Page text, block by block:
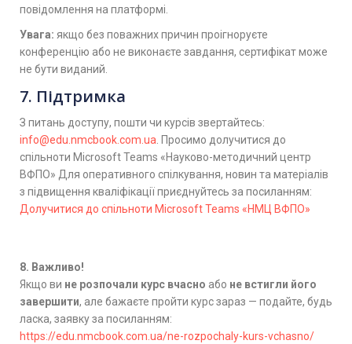
повідомлення на платформі.
Увага: якщо без поважних причин проігноруєте
конференцію або не виконаєте завдання, сертифікат може
не бути виданий.
7. Підтримка
З питань доступу, пошти чи курсів звертайтесь:
info@edu.nmcbook.com.ua. Просимо долучитися до
спільноти Microsoft Teams «Науково-методичний центр
ВФПО» Для оперативного спілкування, новин та матеріалів
з підвищення кваліфікації приєднуйтесь за посиланням:
Долучитися до спільноти Microsoft Teams «НМЦ ВФПО»
8. Важливо!
Якщо ви не розпочали курс вчасно або не встигли його
завершити, але бажаєте пройти курс зараз — подайте, будь
ласка, заявку за посиланням:
https://edu.nmcbook.com.ua/ne-rozpochaly-kurs-vchasno/